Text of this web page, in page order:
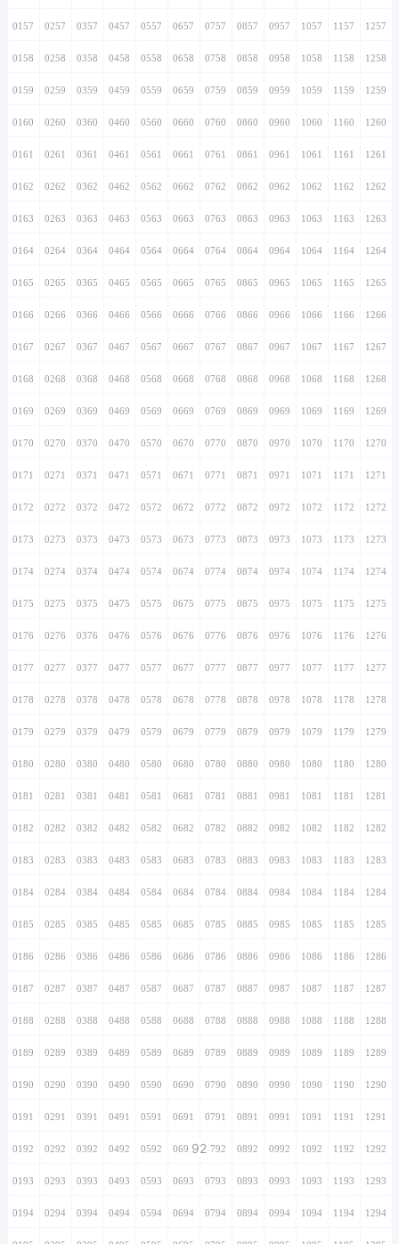
0157 0257 0357 0457 0557 0657 0757 0857 0957 1057 1157 1257
0158 0258 0358 0458 0558 0658 0758 0858 0958 1058 1158 1258
0159 0259 0359 0459 0559 0659 0759 0859 0959 1059 1159 1259
0160 0260 0360 0460 0560 0660 0760 0860 0960 1060 1160 1260
0161 0261 0361 0461 0561 0661 0761 0861 0961 1061 1161 1261
0162 0262 0362 0462 0562 0662 0762 0862 0962 1062 1162 1262
0163 0263 0363 0463 0563 0663 0763 0863 0963 1063 1163 1263
0164 0264 0364 0464 0564 0664 0764 0864 0964 1064 1164 1264
0165 0265 0365 0465 0565 0665 0765 0865 0965 1065 1165 1265
0166 0266 0366 0466 0566 0666 0766 0866 0966 1066 1166 1266
0167 0267 0367 0467 0567 0667 0767 0867 0967 1067 1167 1267
0168 0268 0368 0468 0568 0668 0768 0868 0968 1068 1168 1268
0169 0269 0369 0469 0569 0669 0769 0869 0969 1069 1169 1269
0170 0270 0370 0470 0570 0670 0770 0870 0970 1070 1170 1270
0171 0271 0371 0471 0571 0671 0771 0871 0971 1071 1171 1271
0172 0272 0372 0472 0572 0672 0772 0872 0972 1072 1172 1272
0173 0273 0373 0473 0573 0673 0773 0873 0973 1073 1173 1273
0174 0274 0374 0474 0574 0674 0774 0874 0974 1074 1174 1274
0175 0275 0375 0475 0575 0675 0775 0875 0975 1075 1175 1275
0176 0276 0376 0476 0576 0676 0776 0876 0976 1076 1176 1276
0177 0277 0377 0477 0577 0677 0777 0877 0977 1077 1177 1277
0178 0278 0378 0478 0578 0678 0778 0878 0978 1078 1178 1278
0179 0279 0379 0479 0579 0679 0779 0879 0979 1079 1179 1279
0180 0280 0380 0480 0580 0680 0780 0880 0980 1080 1180 1280
0181 0281 0381 0481 0581 0681 0781 0881 0981 1081 1181 1281
0182 0282 0382 0482 0582 0682 0782 0882 0982 1082 1182 1282
0183 0283 0383 0483 0583 0683 0783 0883 0983 1083 1183 1283
0184 0284 0384 0484 0584 0684 0784 0884 0984 1084 1184 1284
0185 0285 0385 0485 0585 0685 0785 0885 0985 1085 1185 1285
0186 0286 0386 0486 0586 0686 0786 0886 0986 1086 1186 1286
0187 0287 0387 0487 0587 0687 0787 0887 0987 1087 1187 1287
0188 0288 0388 0488 0588 0688 0788 0888 0988 1088 1188 1288
0189 0289 0389 0489 0589 0689 0789 0889 0989 1089 1189 1289
0190 0290 0390 0490 0590 0690 0790 0890 0990 1090 1190 1290
0191 0291 0391 0491 0591 0691 0791 0891 0991 1091 1191 1291
0192 0292 0392 0492 0592 0692920792 0892 0992 1092 1192 1292
0193 0293 0393 0493 0593 0693 0793 0893 0993 1093 1193 1293
0194 0294 0394 0494 0594 0694 0794 0894 0994 1094 1194 1294